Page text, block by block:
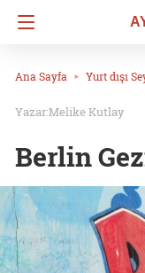
Ana Sayfa Yurt dışı
Melike Kutlay
Berlin